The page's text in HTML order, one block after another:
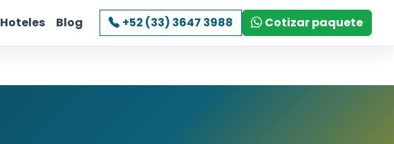
Hoteles Blog +52 (33) 3647 3988 Cotizar paquete